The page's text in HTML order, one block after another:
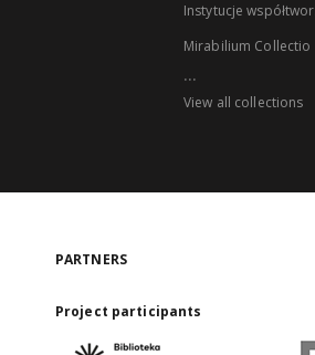
Instytucje
Mirabilium Collectio
...
View all collections
PARTNERS
Project participants